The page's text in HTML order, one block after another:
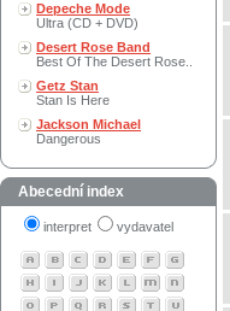
Depeche Mode
Ultra (CD + DVD)
Desert Rose Band
Best Of The Desert Rose..
Getz Stan
Stan Is Here
Jackson Michael
Dangerous
Abecední index
interpret vydavatel